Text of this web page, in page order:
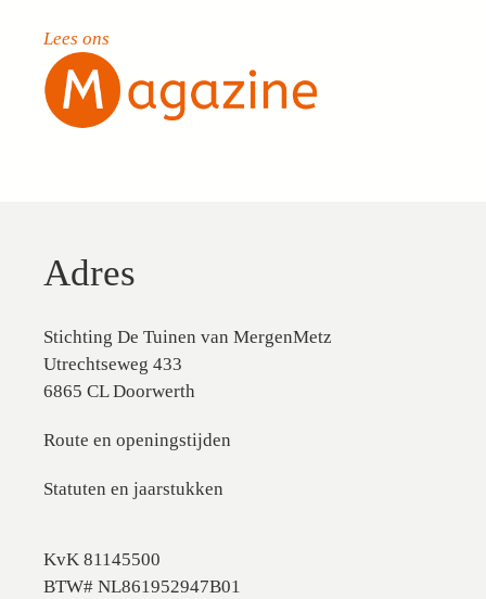
Lees ons
Adres
Stichting De Tuinen van MergenMetz
Utrechtseweg 433
6865 CL Doorwerth
Route en openingstijden
Statuten en jaarstukken
KvK 81145500
BTW# NL861952947B01